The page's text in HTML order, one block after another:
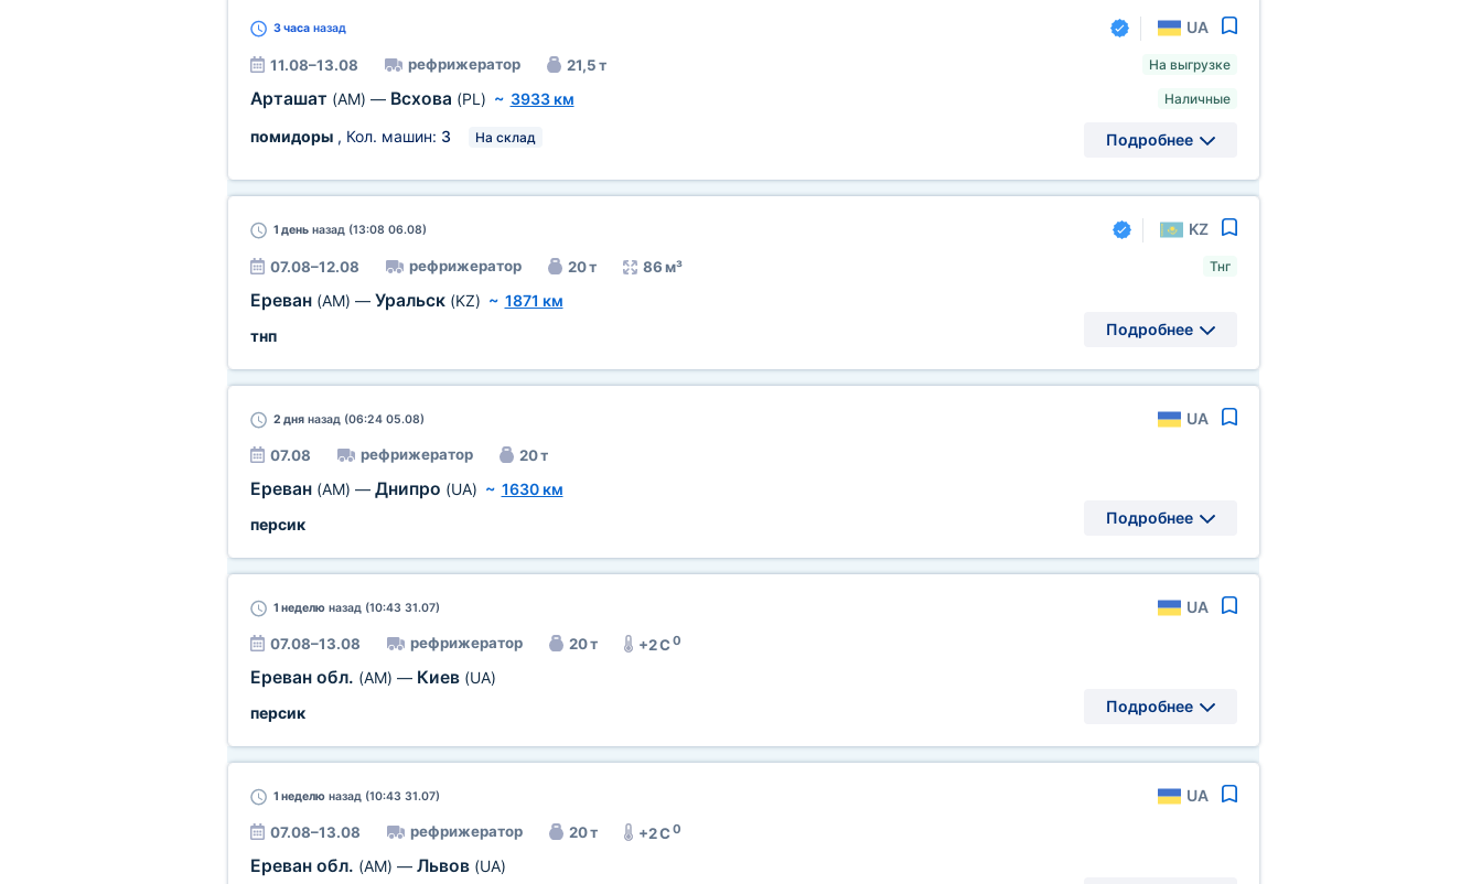
3 часаназад UA
11.08–13.08 рефрижератор 21,5 т
Арташат (AM) — Всхова (PL) ~ 3933 км
помидоры, Кол. машин: 3 На склад
На выгрузке
Наличные
Подробнее
1 деньназад (13:08 06.08) KZ
07.08–12.08 рефрижератор 20 т 86 м³
Ереван (AM) — Уральск (KZ) ~ 1871 км
тнп
Тнг
Подробнее
2 дняназад (06:24 05.08) UA
07.08 рефрижератор 20 т
Ереван (AM) — Днипро (UA) ~ 1630 км
персик
Подробнее
1 неделюназад (10:43 31.07) UA
07.08–13.08 рефрижератор 20 т +2 C0
Ереван обл. (AM) — Киев (UA)
персик
Подробнее
1 неделюназад (10:43 31.07) UA
07.08–13.08 рефрижератор 20 т +2 C0
Ереван обл. (AM) — Львов (UA)